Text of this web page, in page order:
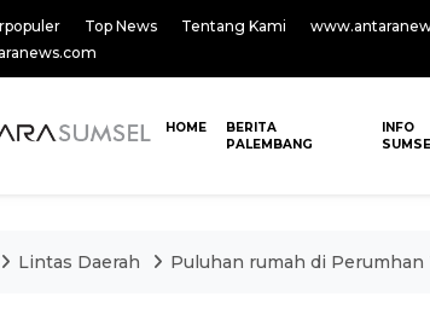
Top News Tentang Kami
HOME
BERITA
PALEMBANG
INFO
Lintas Daerah Puluhan rumah di